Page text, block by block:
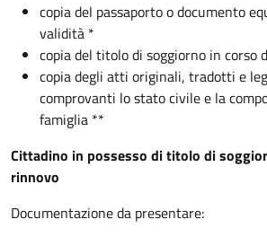
copia del passaporto o documento
validità *
copia del titolo di soggiorno in corso
copia degli atti originali, tradotti e
comprovanti lo stato civile e la
famiglia **
Cittadino in possesso di titolo di
rinnovo
Documentazione da presentare: